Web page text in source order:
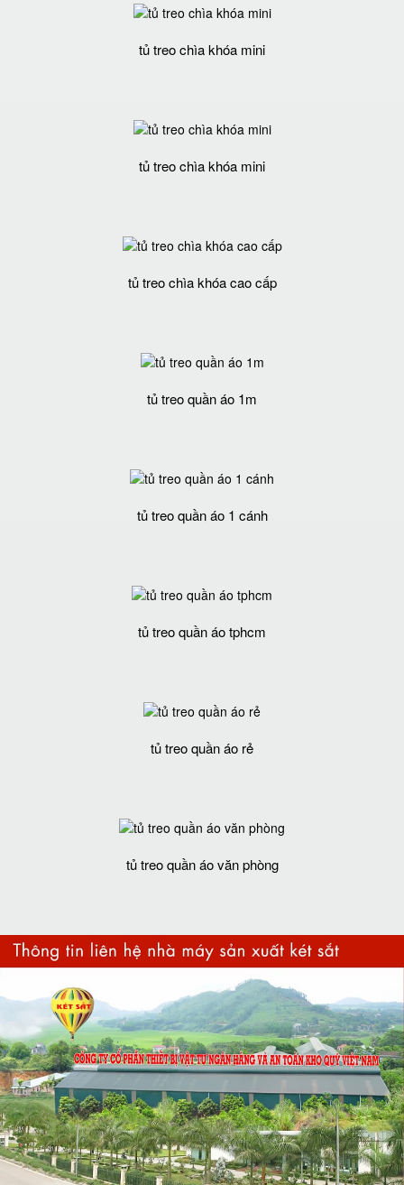
tủ treo chìa khóa mini
tủ treo chìa khóa mini
tủ treo chìa khóa cao cấp
tủ treo quần áo 1m
tủ treo quần áo 1 cánh
tủ treo quần áo tphcm
tủ treo quần áo rẻ
tủ treo quần áo văn phòng